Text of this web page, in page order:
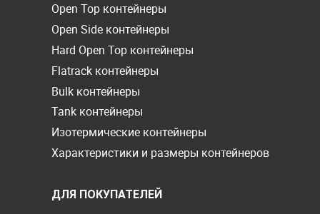
Open Top контейнеры
Open Side контейнеры
Hard Open Top контейнеры
Flatrack контейнеры
Bulk контейнеры
Tank контейнеры
Изотермические контейнеры
Характеристики и размеры контейнеров
ДЛЯ ПОКУПАТЕЛЕЙ